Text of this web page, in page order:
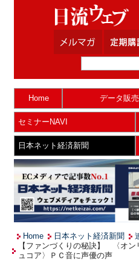
Home データ販
セミナーNAVI
日本ネット経済新聞
Home 日本ネット経済新聞
【ファンづくりの秘訣】 〈オ
ュコア〉ＰＣ音に声優の声